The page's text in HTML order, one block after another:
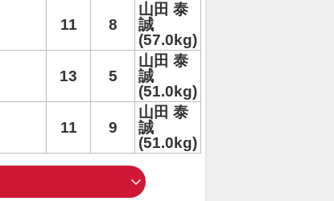
11 8
山田 泰
誠
(57.0kg)
13 5
山田 泰
誠
(51.0kg)
11 9
山田 泰
誠
(51.0kg)